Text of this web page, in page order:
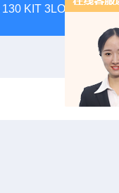
130 KIT 3LOWBS法国